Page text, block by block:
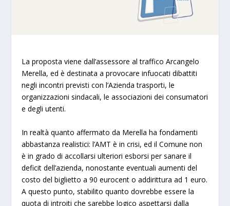
La proposta viene dall’assessore al traffico Arcangelo
Merella, ed è destinata a provocare infuocati dibattiti
negli incontri previsti con l’Azienda trasporti, le
organizzazioni sindacali, le associazioni dei consumatori
e degli utenti.
In realtà quanto affermato da Merella ha fondamenti
abbastanza realistici: l’AMT è in crisi, ed il Comune non
è in grado di accollarsi ulteriori esborsi per sanare il
deficit dell’azienda, nonostante eventuali aumenti del
costo del biglietto a 90 eurocent o addirittura ad 1 euro.
A questo punto, stabilito quanto dovrebbe essere la
quota di introiti che sarebbe logico aspettarsi dalla